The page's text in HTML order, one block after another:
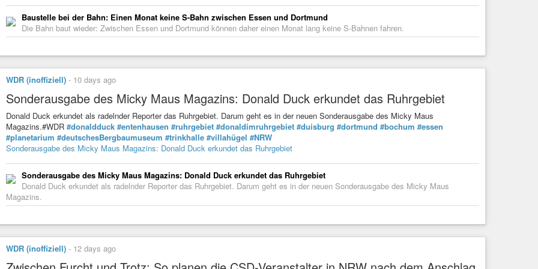
Baustelle bei der Bahn: Einen Monat keine S-Bahn zwischen Essen und Dortmund
Die Bahn baut wieder: Zwischen Essen und Dortmund können daher einen Monat lang keine S-Bahnen fahren.
WDR (inoffiziell) - 10 days ago
Sonderausgabe des Micky Maus Magazins: Donald Duck erkundet das Ruhrgebiet
Donald Duck erkundet als radelnder Reporter das Ruhrgebiet. Darum geht es in der neuen Sonderausgabe des Micky Maus
Magazins.#WDR #donaldduck #entenhausen #ruhrgebiet #donaldimruhrgebiet #duisburg #dortmund #bochum #essen
#planetarium #deutschesBergbaumuseum #trinkhalle #villahügel #NRW
Sonderausgabe des Micky Maus Magazins: Donald Duck erkundet das Ruhrgebiet
Sonderausgabe des Micky Maus Magazins: Donald Duck erkundet das Ruhrgebiet
Donald Duck erkundet als radelnder Reporter das Ruhrgebiet. Darum geht es in der neuen Sonderausgabe des Micky Maus
Magazins.
WDR (inoffiziell) - 12 days ago